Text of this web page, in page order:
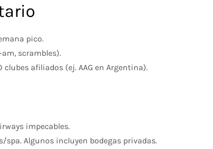
pico.
scrambles).
afiliados (ej. AAG en Argentina).
impecables.
Algunos incluyen bodegas privadas.